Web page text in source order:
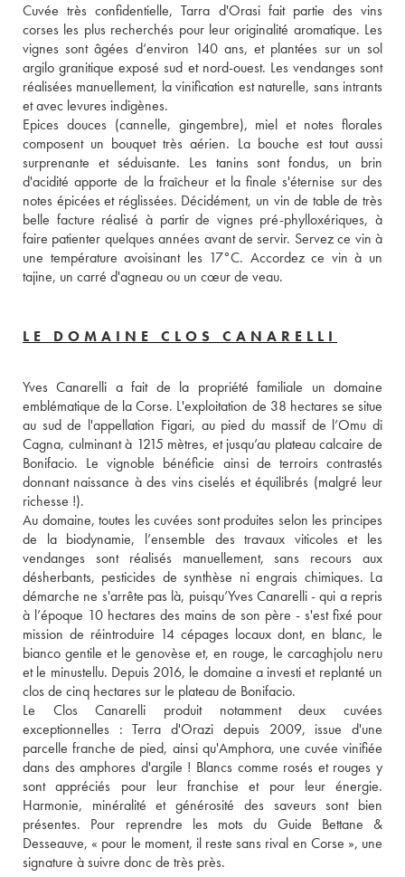
Cuvée très confidentielle, Tarra d'Orasi fait partie des vins
corses les plus recherchés pour leur originalité aromatique. Les
vignes sont âgées d’environ 140 ans, et plantées sur un sol
argilo granitique exposé sud et nord-ouest. Les vendanges sont
réalisées manuellement, la vinification est naturelle, sans intrants
et avec levures indigènes.
Epices douces (cannelle, gingembre), miel et notes florales
composent un bouquet très aérien. La bouche est tout aussi
surprenante et séduisante. Les tanins sont fondus, un brin
d'acidité apporte de la fraîcheur et la finale s'éternise sur des
notes épicées et réglissées. Décidément, un vin de table de très
belle facture réalisé à partir de vignes pré-phylloxériques, à
faire patienter quelques années avant de servir. Servez ce vin à
une température avoisinant les 17°C. Accordez ce vin à un
tajine, un carré d'agneau ou un cœur de veau.
LE DOMAINE CLOS CANARELLI
Yves Canarelli a fait de la propriété familiale un domaine
emblématique de la Corse. L'exploitation de 38 hectares se situe
au sud de l'appellation Figari, au pied du massif de l’Omu di
Cagna, culminant à 1215 mètres, et jusqu’au plateau calcaire de
Bonifacio. Le vignoble bénéficie ainsi de terroirs contrastés
donnant naissance à des vins ciselés et équilibrés (malgré leur
richesse !).
Au domaine, toutes les cuvées sont produites selon les principes
de la biodynamie, l’ensemble des travaux viticoles et les
vendanges sont réalisés manuellement, sans recours aux
désherbants, pesticides de synthèse ni engrais chimiques. La
démarche ne s'arrête pas là, puisqu’Yves Canarelli - qui a repris
à l’époque 10 hectares des mains de son père - s'est fixé pour
mission de réintroduire 14 cépages locaux dont, en blanc, le
bianco gentile et le genovèse et, en rouge, le carcaghjolu neru
et le minustellu. Depuis 2016, le domaine a investi et replanté un
clos de cinq hectares sur le plateau de Bonifacio.
Le Clos Canarelli produit notamment deux cuvées
exceptionnelles : Terra d'Orazi depuis 2009, issue d'une
parcelle franche de pied, ainsi qu'Amphora, une cuvée vinifiée
dans des amphores d'argile ! Blancs comme rosés et rouges y
sont appréciés pour leur franchise et pour leur énergie.
Harmonie, minéralité et générosité des saveurs sont bien
présentes. Pour reprendre les mots du Guide Bettane &
Desseauve, « pour le moment, il reste sans rival en Corse », une
signature à suivre donc de très près.